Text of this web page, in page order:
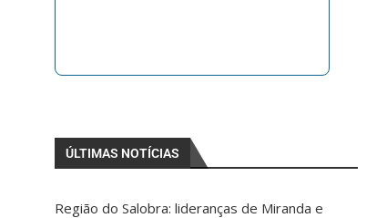
ÚLTIMAS NOTÍCIAS
Região do Salobra: lideranças de Miranda e